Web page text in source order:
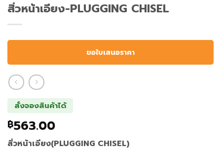
สิ่วหน้าเอียง-PLUGGING CHISEL
ขอใบเสนอราคา
สั่งจองสินค้าได้
฿563.00
สิ่วหน้าเอียง(PLUGGING CHISEL)